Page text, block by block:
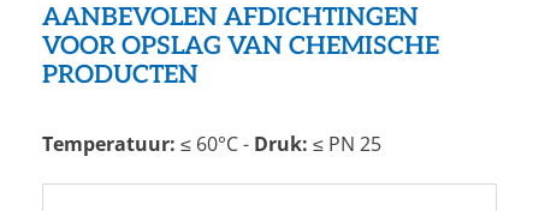
AANBEVOLEN AFDICHTINGEN
VOOR OPSLAG VAN CHEMISCHE
PRODUCTEN
Temperatuur: ≤ 60°C - Druk: ≤ PN 25